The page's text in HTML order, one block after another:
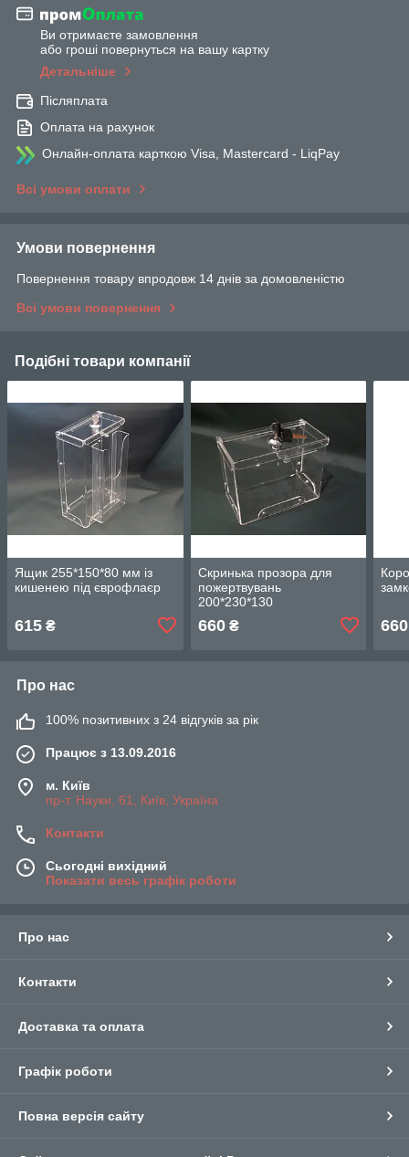
Ви отримаєте замовлення
або гроші повернуться на вашу картку
Детальніше
Післяплата
Оплата на рахунок
Онлайн-оплата карткою Visa, Mastercard - LiqPay
Всі умови оплати
Умови повернення
Повернення товару впродовж 14 днів за домовленістю
Всі умови повернення
Подібні товари компанії
Ящик 255*150*80 мм із
кишенею під єврофлаєр
615 ₴
Скринька прозора для
пожертвувань
200*230*130
660₴ 660
Про нас
100% позитивних з 24 відгуків за рік
Працює з 13.09.2016
м. Київ
пр-т. Науки, 61, Київ, Україна
Контакти
Сьогодні вихідний
Показати весь графік роботи
Про нас
Контакти
Доставка та оплата
Графік роботи
Повна версія сайту